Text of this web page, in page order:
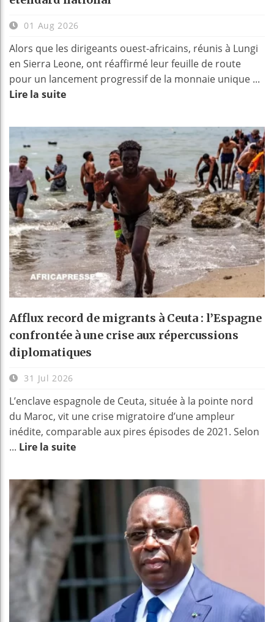
01 Aug 2026
Alors que les dirigeants ouest-africains, réunis à Lungi
en Sierra Leone, ont réaffirmé leur feuille de route
pour un lancement progressif de la monnaie unique ...
Lire la suite
Afflux record de migrants à Ceuta : l’Espagne
confrontée à une crise aux répercussions
diplomatiques
31 Jul 2026
L’enclave espagnole de Ceuta, située à la pointe nord
du Maroc, vit une crise migratoire d’une ampleur
inédite, comparable aux pires épisodes de 2021. Selon
... Lire la suite